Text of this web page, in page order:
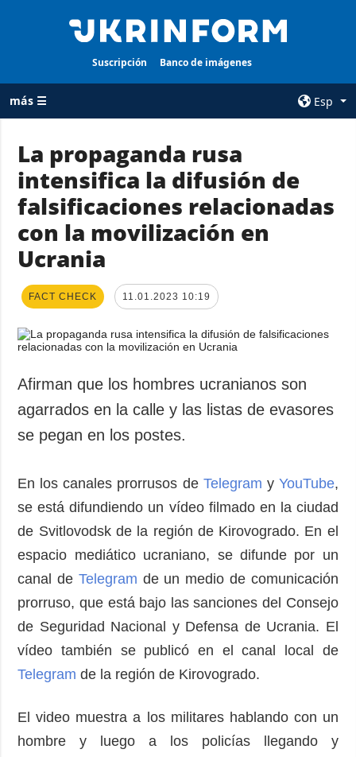
Suscripción Banco de imágenes
más ☰
Esp
TODAS LAS
CATEGORÍAS
Guerra
Reconstrucción
de Ucrania
Política
Economía
Defensa
Cultura
Deportes
Crimen
emergencias
AGENCIA
sobre la agencia
contacto
servicios
privacidad y
protección de
ADICIONAL
Podcasts
Publicaciones
Entrevistas
Fotos
Video
Releases
SERVICIOS
Suscripción
Banco de
imágenes
La propaganda rusa
intensifica la difusión de
falsificaciones relacionadas
con la movilización en
Ucrania
FACT CHECK 11.01.2023 10:19
Afirman que los hombres ucranianos son
agarrados en la calle y las listas de evasores
se pegan en los postes.
En los canales prorrusos de Telegram y YouTube,
se está difundiendo un vídeo filmado en la ciudad
de Svitlovodsk de la región de Kirovogrado. En el
espacio mediático ucraniano, se difunde por un
canal de Telegram de un medio de comunicación
prorruso, que está bajo las sanciones del Consejo
de Seguridad Nacional y Defensa de Ucrania. El
vídeo también se publicó en el canal local de
Telegramde la región de Kirovogrado.
El video muestra a los militares hablando con un
hombre y luego a los policías llegando y